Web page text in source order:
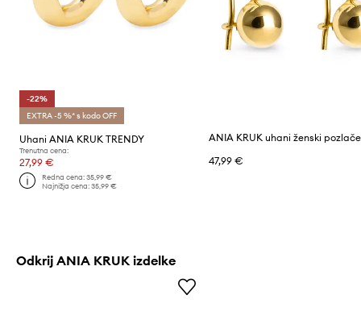
-22%
EXTRA -5 %* s kodo OFF
Uhani ANIA KRUK TRENDY
Trenutna cena:
27,99 €
Redna cena:35,99 €
Najnižja cena:35,99 €
47,99 €
Odkrij ANIA KRUK izdelke